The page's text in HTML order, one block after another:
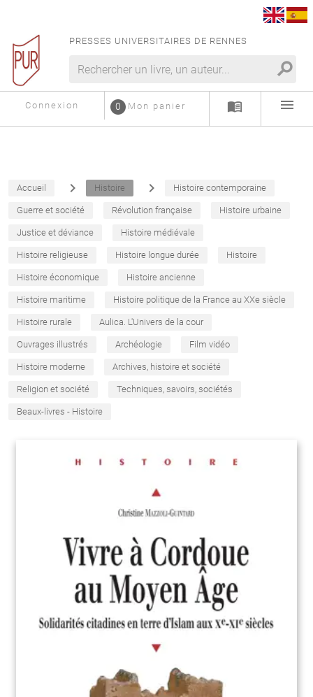
PRESSES UNIVERSITAIRES DE RENNES
search
Connexion Mon panier
0 menu_book menu
Accueil navigate_next Histoire navigate_next Histoire contemporaine
Guerre et société Révolution française Histoire urbaine
Justice et déviance Histoire médiévale
Histoire religieuse Histoire longue durée Histoire
Histoire économique Histoire ancienne
Histoire maritime Histoire politique de la France au XXe siècle
Histoire rurale Aulica. L'Univers de la cour
Ouvrages illustrés Archéologie Film vidéo
Histoire moderne Archives, histoire et société
Religion et société Techniques, savoirs, sociétés
Beaux-livres - Histoire